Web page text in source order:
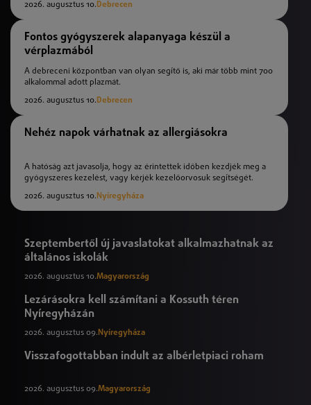
2026. augusztus 10.Debrecen
Fontos gyógyszerek alapanyaga készül a
vérplazmából
A debreceni központban van olyan segítő is, aki már több mint 700
alkalommal adott plazmát.
2026. augusztus 10.Debrecen
Nehéz napok várhatnak az allergiásokra
A hatóság azt javasolja, hogy az érintettek időben kezdjék meg a
gyógyszeres kezelést, vagy kérjék kezelőorvosuk segítségét.
2026. augusztus 10. Nyíregyháza
Szeptembertől új javaslatokat alkalmazhatnak az
általános iskolák
2026. augusztus 10.Magyarország
Lezárásokra kell számítani a Kossuth téren
Nyíregyházán
2026. augusztus 09. Nyíregyháza
Visszafogottabban indult az albérletpiaci roham
2026. augusztus 09.Magyarország